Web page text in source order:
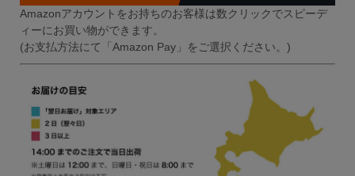
Amazonアカウントをお持ちのお客様は数クリックでスピーデ
ィーにお買い物ができます。
(お支払方法にて「Amazon Pay」をご選択ください。)